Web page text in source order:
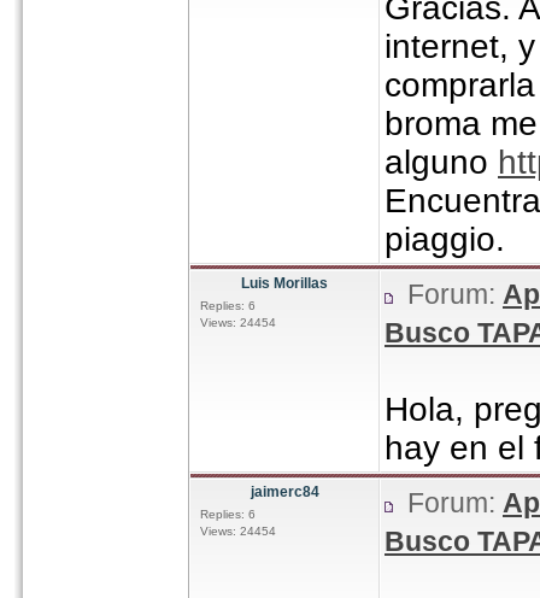
Gracias.
internet,
broma
alguno
piaggio.
Luis Morillas
Replies: 6
Views: 24454
Forum:
Busco
Hola,
hay en el
jaimerc84
Replies: 6
Views: 24454
Forum:
Busco